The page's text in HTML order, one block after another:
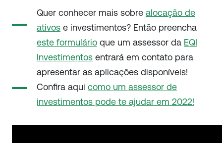
Quer conhecer mais sobre alocação de
ativos e investimentos? Então preencha
este formulário que um assessor da EQI
Investimentos entrará em contato para
apresentar as aplicações disponíveis!
Confira aqui como um assessor de
investimentos pode te ajudar em 2022!